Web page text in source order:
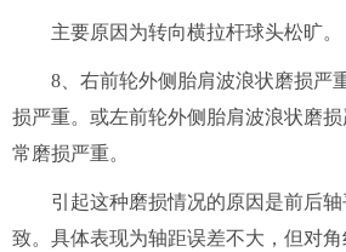
主要原因为转向横拉杆球头松旷。
8、右前轮外侧胎肩波浪状磨损严
损严重。或左前轮外侧胎肩波浪状磨
常磨损严重。
引起这种磨损情况的原因是前后
致。具体表现为轴距误差不大，但对